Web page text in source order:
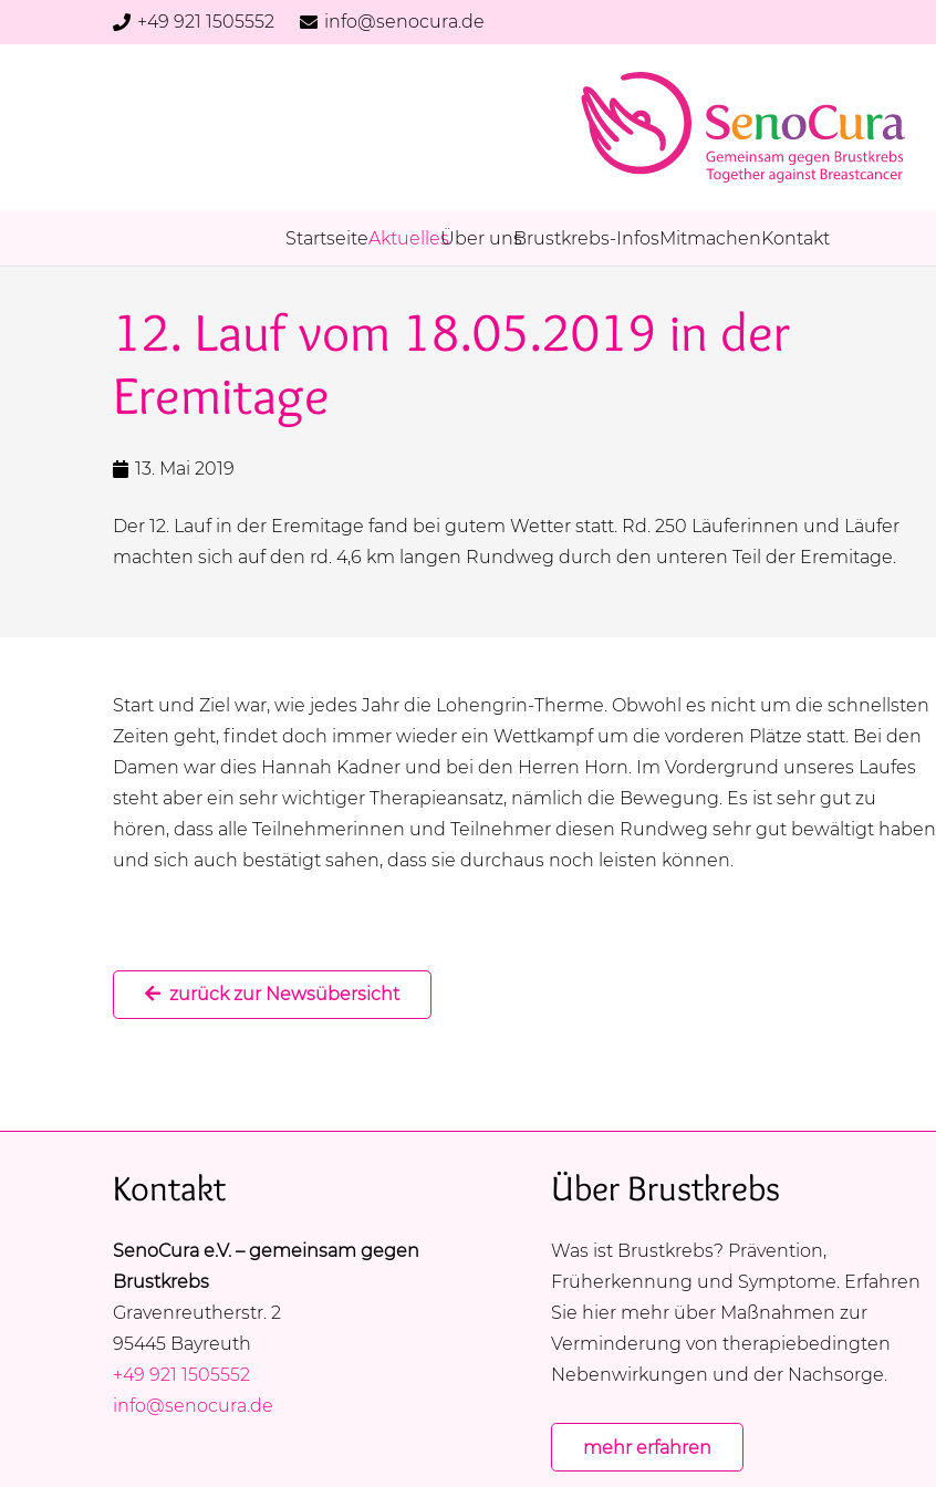
+49 921 1505552 info@senocura.de
StartseiteAktuellesÜber unsBrustkrebs-InfosMitmachenKontakt
12. Lauf vom 18.05.2019 in der
Eremitage
13. Mai 2019
Der 12. Lauf in der Eremitage fand bei gutem Wetter statt. Rd. 250 Läuferinnen und Läufer
machten sich auf den rd. 4,6 km langen Rundweg durch den unteren Teil der Eremitage.
Start und Ziel war, wie jedes Jahr die Lohengrin-Therme. Obwohl es nicht um die schnellsten
Zeiten geht, findet doch immer wieder ein Wettkampf um die vorderen Plätze statt. Bei den
Damen war dies Hannah Kadner und bei den Herren Horn. Im Vordergrund unseres Laufes
steht aber ein sehr wichtiger Therapieansatz, nämlich die Bewegung. Es ist sehr gut zu
hören, dass alle Teilnehmerinnen und Teilnehmer diesen Rundweg sehr gut bewältigt haben
und sich auch bestätigt sahen, dass sie durchaus noch leisten können.
zurück zur Newsübersicht
Kontakt
SenoCura e.V. – gemeinsam gegen
Brustkrebs
Gravenreutherstr. 2
95445 Bayreuth
+49 921 1505552
info@senocura.de
Über Brustkrebs
Was ist Brustkrebs? Prävention,
Früherkennung und Symptome. Erfahren
Sie hier mehr über Maßnahmen zur
Verminderung von therapiebedingten
Nebenwirkungen und der Nachsorge.
mehr erfahren